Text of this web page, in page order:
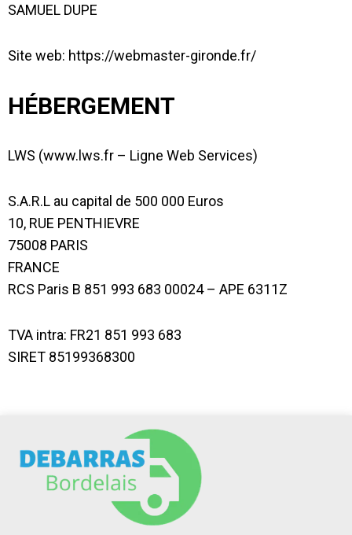
SAMUEL DUPE
Site web: https://webmaster-gironde.fr/
HÉBERGEMENT
LWS (www.lws.fr – Ligne Web Services)
S.A.R.L au capital de 500 000 Euros
10, RUE PENTHIEVRE
75008 PARIS
FRANCE
RCS Paris B 851 993 683 00024 – APE 6311Z
TVA intra: FR21 851 993 683
SIRET 85199368300